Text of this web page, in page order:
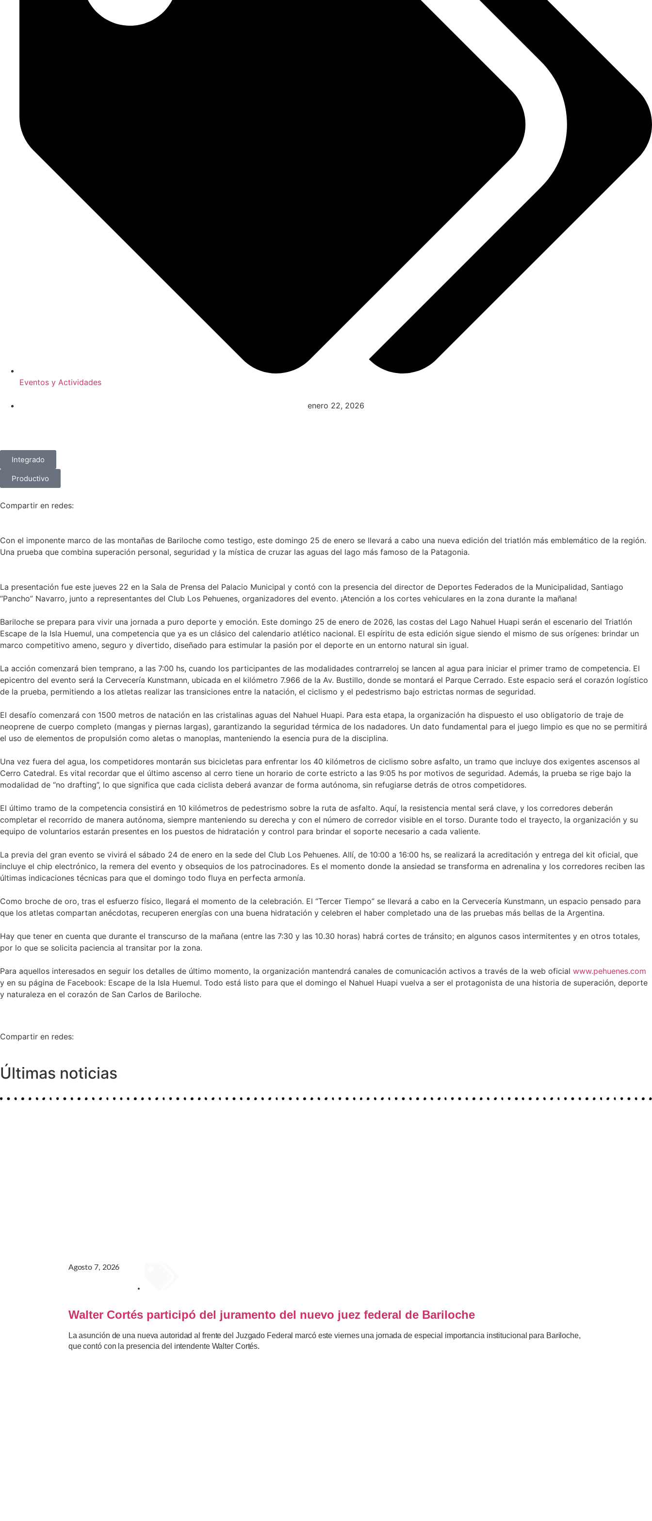
Eventos y Actividades
enero 22, 2026
Integrado
Productivo
Compartir en redes:
Con el imponente marco de las montañas de Bariloche como testigo, este domingo 25 de enero se llevará a cabo una nueva edición del triatlón más emblemático de la región.
Una prueba que combina superación personal, seguridad y la mística de cruzar las aguas del lago más famoso de la Patagonia.
La presentación fue este jueves 22 en la Sala de Prensa del Palacio Municipal y contó con la presencia del director de Deportes Federados de la Municipalidad, Santiago
“Pancho” Navarro, junto a representantes del Club Los Pehuenes, organizadores del evento. ¡Atención a los cortes vehiculares en la zona durante la mañana!
Bariloche se prepara para vivir una jornada a puro deporte y emoción. Este domingo 25 de enero de 2026, las costas del Lago Nahuel Huapi serán el escenario del Triatlón
Escape de la Isla Huemul, una competencia que ya es un clásico del calendario atlético nacional. El espíritu de esta edición sigue siendo el mismo de sus orígenes: brindar un
marco competitivo ameno, seguro y divertido, diseñado para estimular la pasión por el deporte en un entorno natural sin igual.
La acción comenzará bien temprano, a las 7:00 hs, cuando los participantes de las modalidades contrarreloj se lancen al agua para iniciar el primer tramo de competencia. El
epicentro del evento será la Cervecería Kunstmann, ubicada en el kilómetro 7.966 de la Av. Bustillo, donde se montará el Parque Cerrado. Este espacio será el corazón logístico
de la prueba, permitiendo a los atletas realizar las transiciones entre la natación, el ciclismo y el pedestrismo bajo estrictas normas de seguridad.
El desafío comenzará con 1500 metros de natación en las cristalinas aguas del Nahuel Huapi. Para esta etapa, la organización ha dispuesto el uso obligatorio de traje de
neoprene de cuerpo completo (mangas y piernas largas), garantizando la seguridad térmica de los nadadores. Un dato fundamental para el juego limpio es que no se permitirá
el uso de elementos de propulsión como aletas o manoplas, manteniendo la esencia pura de la disciplina.
Una vez fuera del agua, los competidores montarán sus bicicletas para enfrentar los 40 kilómetros de ciclismo sobre asfalto, un tramo que incluye dos exigentes ascensos al
Cerro Catedral. Es vital recordar que el último ascenso al cerro tiene un horario de corte estricto a las 9:05 hs por motivos de seguridad. Además, la prueba se rige bajo la
modalidad de “no drafting”, lo que significa que cada ciclista deberá avanzar de forma autónoma, sin refugiarse detrás de otros competidores.
El último tramo de la competencia consistirá en 10 kilómetros de pedestrismo sobre la ruta de asfalto. Aquí, la resistencia mental será clave, y los corredores deberán
completar el recorrido de manera autónoma, siempre manteniendo su derecha y con el número de corredor visible en el torso. Durante todo el trayecto, la organización y su
equipo de voluntarios estarán presentes en los puestos de hidratación y control para brindar el soporte necesario a cada valiente.
La previa del gran evento se vivirá el sábado 24 de enero en la sede del Club Los Pehuenes. Allí, de 10:00 a 16:00 hs, se realizará la acreditación y entrega del kit oficial, que
incluye el chip electrónico, la remera del evento y obsequios de los patrocinadores. Es el momento donde la ansiedad se transforma en adrenalina y los corredores reciben las
últimas indicaciones técnicas para que el domingo todo fluya en perfecta armonía.
Como broche de oro, tras el esfuerzo físico, llegará el momento de la celebración. El “Tercer Tiempo” se llevará a cabo en la Cervecería Kunstmann, un espacio pensado para
que los atletas compartan anécdotas, recuperen energías con una buena hidratación y celebren el haber completado una de las pruebas más bellas de la Argentina.
Hay que tener en cuenta que durante el transcurso de la mañana (entre las 7:30 y las 10.30 horas) habrá cortes de tránsito; en algunos casos intermitentes y en otros totales,
por lo que se solicita paciencia al transitar por la zona.
Para aquellos interesados en seguir los detalles de último momento, la organización mantendrá canales de comunicación activos a través de la web oficial www.pehuenes.com
y en su página de Facebook: Escape de la Isla Huemul. Todo está listo para que el domingo el Nahuel Huapi vuelva a ser el protagonista de una historia de superación, deporte
y naturaleza en el corazón de San Carlos de Bariloche.
Compartir en redes:
Últimas noticias
Agosto 7, 2026
Walter Cortés participó del juramento del nuevo juez federal de Bariloche
La asunción de una nueva autoridad al frente del Juzgado Federal marcó este viernes una jornada de especial importancia institucional para Bariloche,
que contó con la presencia del intendente Walter Cortés.